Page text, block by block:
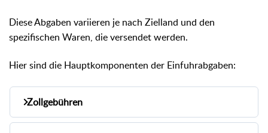
Diese Abgaben variieren je nach Zielland und den
spezifischen Waren, die versendet werden.
Hier sind die Hauptkomponenten der Einfuhrabgaben:
Zollgebühren
Diese werden basierend auf dem Warenwert